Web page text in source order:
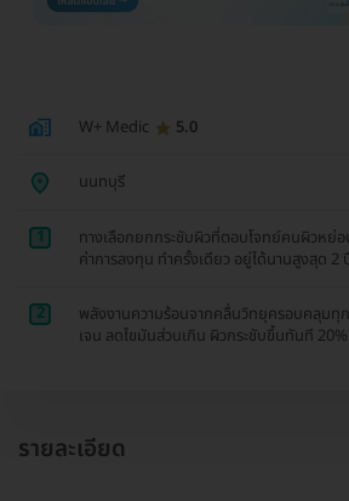
W+ Medic 5.0
นนทบุรี
1
ทางเลือกยกกระชับผิวที่ตอบโจทย์คนผิวหย่อ
ค่าการลงทุน ทำครั้งเดียว อยู่ได้นานสูงสุด 2
2
พลังงานความร้อนจากคลื่นวิทยุครอบคลุมทุ
เจน ลดไขมันส่วนเกิน ผิวกระชับขึ้นทันที 20%
รายละเอียด